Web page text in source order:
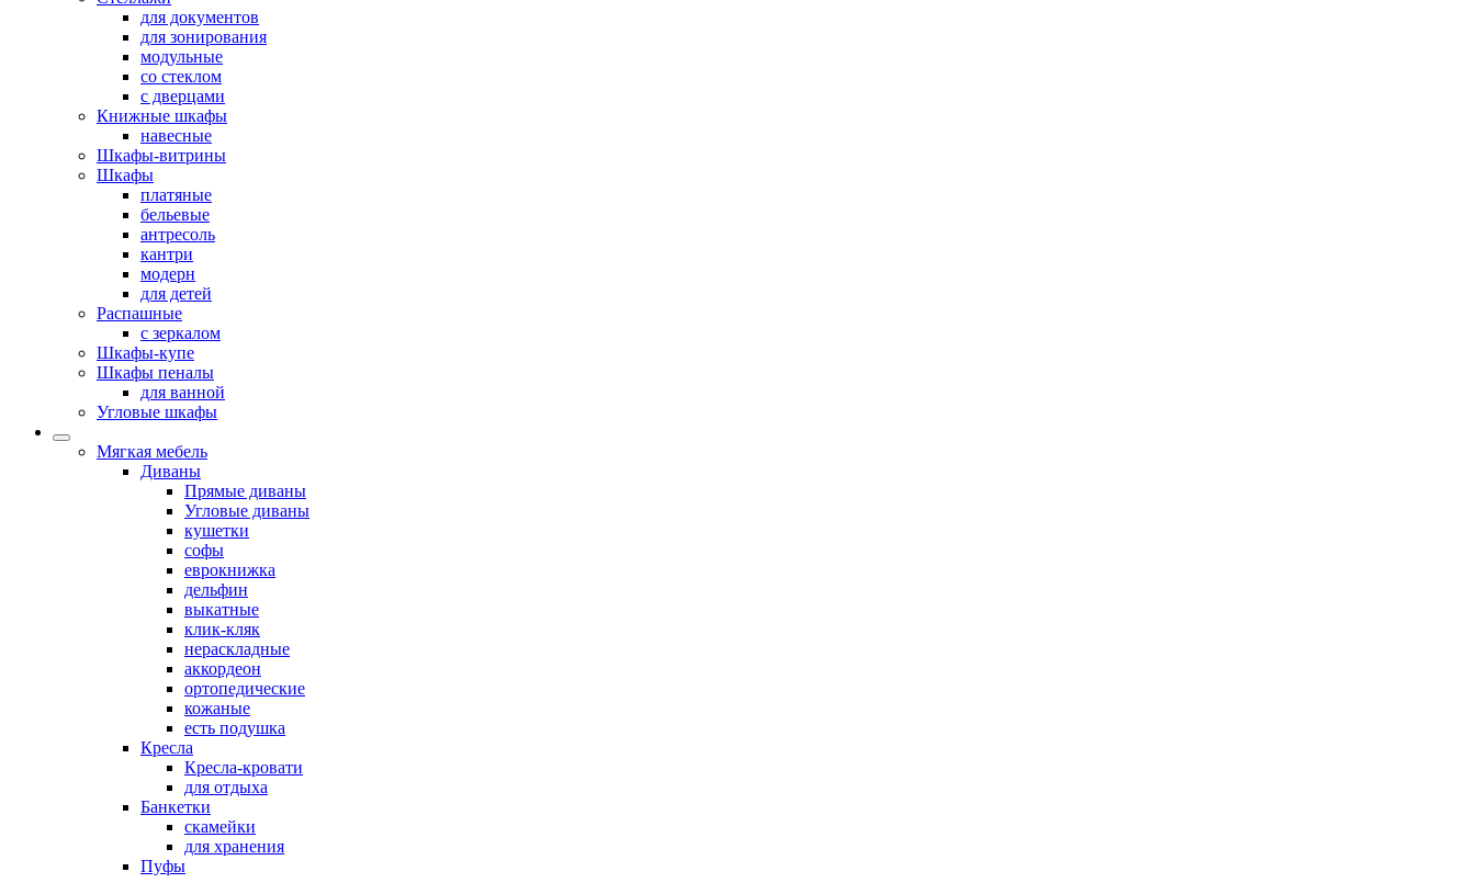
для документов
для зонирования
модульные
со стеклом
с дверцами
Книжные шкафы
навесные
Шкафы-витрины
Шкафы
платяные
бельевые
антресоль
кантри
модерн
для детей
Распашные
с зеркалом
Шкафы-купе
Шкафы пеналы
для ванной
Угловые шкафы
Мягкая мебель
Диваны
Прямые диваны
Угловые диваны
кушетки
софы
еврокнижка
дельфин
выкатные
клик-кляк
нераскладные
аккордеон
ортопедические
кожаные
есть подушка
Кресла
Кресла-кровати
для отдыха
Банкетки
скамейки
для хранения
Пуфы